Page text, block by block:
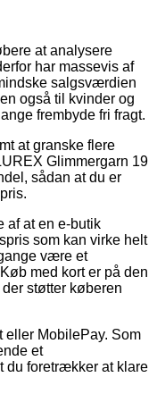
at analysere
har massevis af
salgsværdien
også til kvinder og
frembyde fri fragt.
at granske flere
Glimmergarn 19
sådan at du er
af at en e-butik
som kan virke helt
være et
med kort er på den
støtter køberen
eller MobilePay. Som
et
du foretrækker at klare